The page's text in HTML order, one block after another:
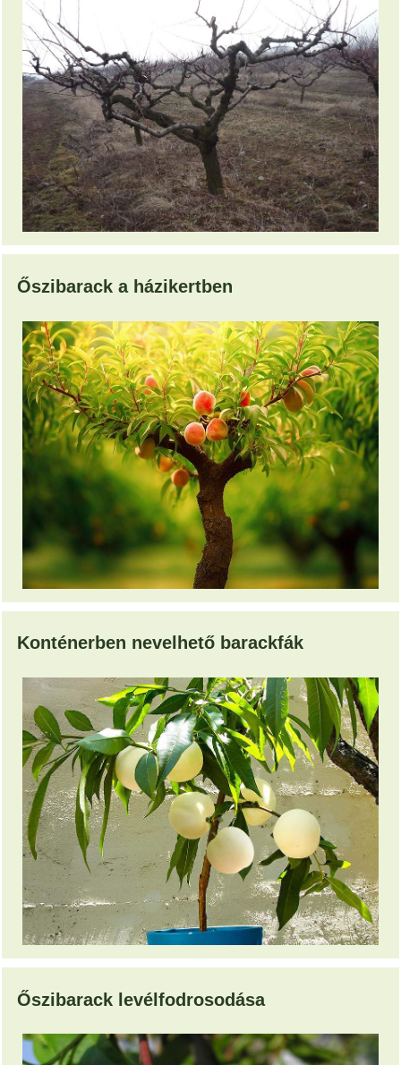
Őszibarack a házikertben
Konténerben nevelhető barackfák
Őszibarack levélfodrosodása